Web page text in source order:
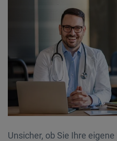
Unsicher, ob Sie Ihre